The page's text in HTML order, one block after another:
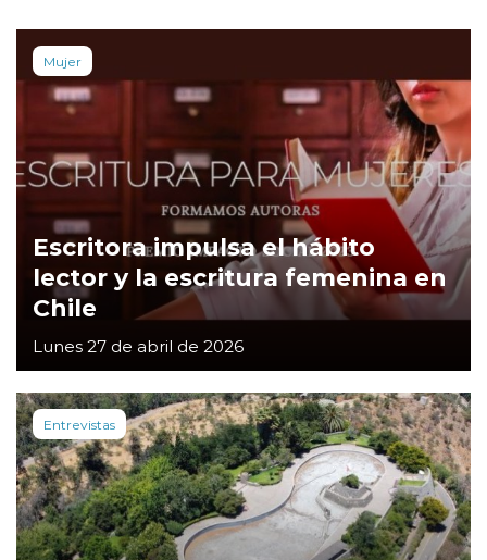
Mujer
Escritora impulsa el hábito
lector y la escritura femenina en
Chile
Lunes 27 de abril de 2026
Entrevistas